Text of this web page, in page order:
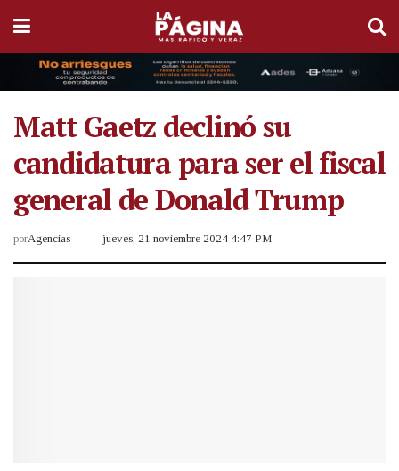
Matt Gaetz declinó su
candidatura para ser el fiscal
general de Donald Trump
porAgencias jueves, 21 noviembre 2024 4:47 PM